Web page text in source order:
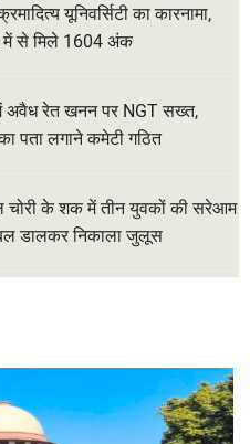
यूनिवर्सिटी का कारनामा,
में से मिले 1604 अंक
अवैध रेत खनन पर NGT सख्त,
पता लगाने कमेटी गठित
चोरी के शक में तीन युवकों की सरेआम
डालकर निकाला जुलूस